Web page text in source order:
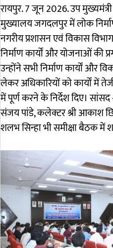
रायपुर. 7 जून 2026. उप
मुख्यालय जगदलपुर में लोक
नगरीय प्रशासन एवं विकास
निर्माण कार्यों और योजनाओं की
उन्होंने सभी निर्माण कार्यों और
लेकर अधिकारियों को कार्यों में
में पूर्ण करने के निर्देश दिए। सांसद
संजय पांडे, कलेक्टर श्री आकाश
शलभ सिन्हा भी समीक्षा बैठक में